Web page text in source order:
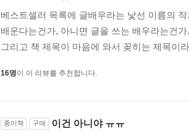
베스트셀러 목록에 글배우라는 낯선 이름의
배운다는건가, 아니면 글을 쓰는 배우라는건
그리고 책 제목이 마음에 와서 꽂히는 제목이
16명이 이 리뷰를 추천합니다.
종이책 구매 이건 아니야 ㅠㅠ